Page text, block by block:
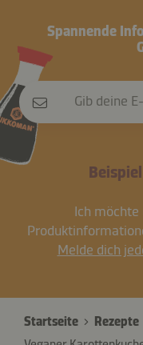
Spannende
Gib deine
Ich möchte
Melde dich
Startseite
Rezepte